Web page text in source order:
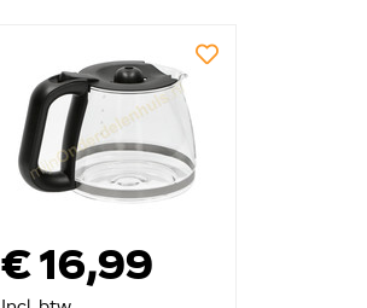
€ 16,99